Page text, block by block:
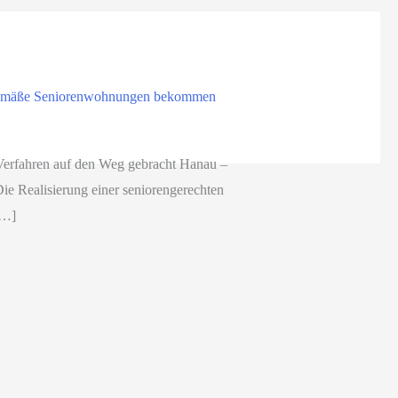
Seniorenwohnungen bekommen
auf den Weg gebracht Hanau –
Realisierung einer seniorengerechten